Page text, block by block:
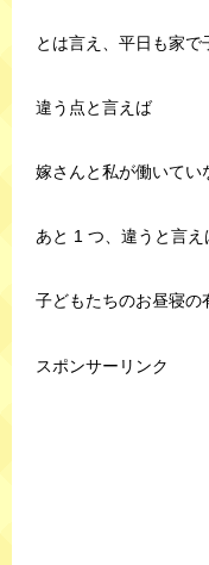
とは言え、平日も家
違う点と言えば
嫁さんと私が働いてい
あと 1 つ、違うと言え
子どもたちのお昼寝の
スポンサーリンク